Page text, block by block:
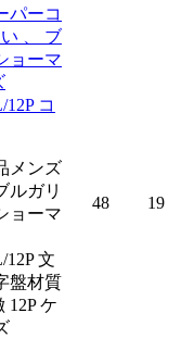
パーコ
、 ブ
ョーマ
コ
メンズ
ルガリ
ョーマ
12P 文
盤材質
12P ケ
48 19